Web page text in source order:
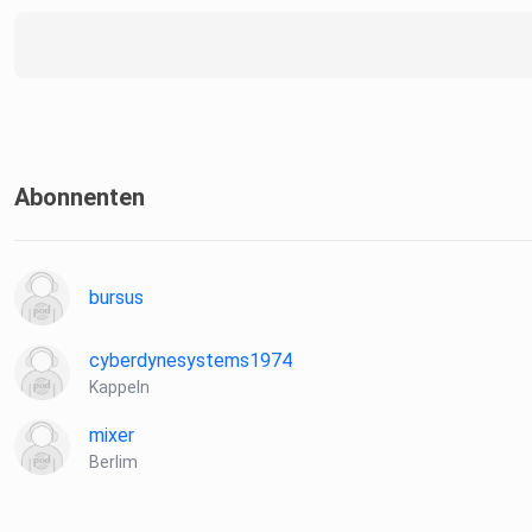
Abonnenten
bursus
cyberdynesystems1974
Kappeln
mixer
Berlim